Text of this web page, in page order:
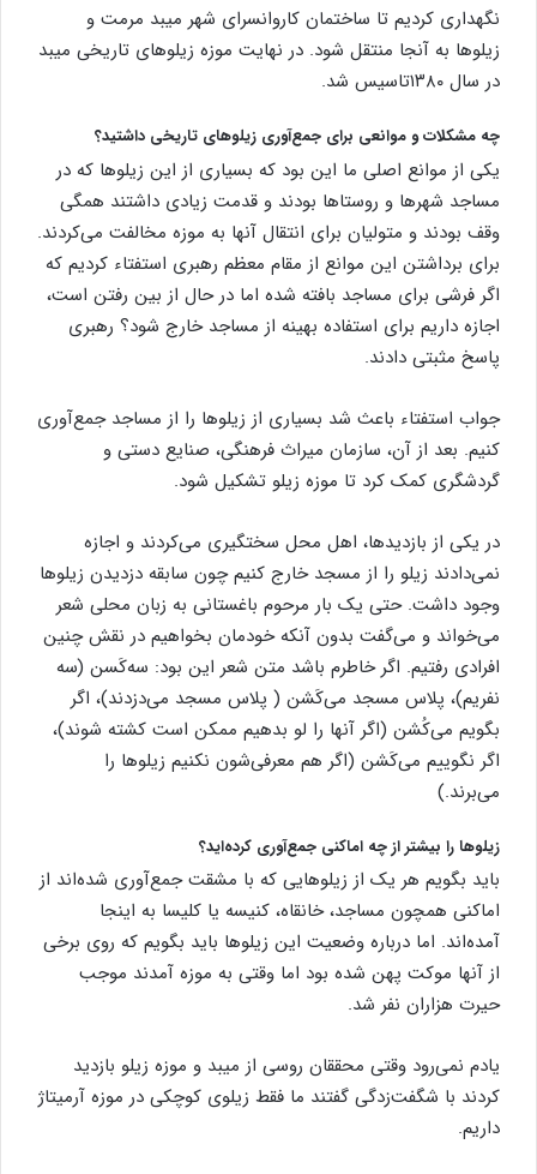
نگهداری کردیم تا ساختمان کاروانسرای شهر میبد مرمت و
زیلوها به آنجا منتقل شود. در نهایت موزه زیلوهای تاریخی میبد
در سال ۱۳۸۰تاسیس شد.
چه مشکلات و موانعی برای جمع‌آوری زیلوهای تاریخی داشتید؟
یکی از موانع اصلی ما این بود که بسیاری از این زیلوها که در
مساجد شهرها و روستاها بودند و قدمت زیادی داشتند همگی
وقف بودند و متولیان برای انتقال آنها به موزه مخالفت می‌کردند.
برای برداشتن این موانع از مقام معظم رهبری استفتاء کردیم که
اگر فرشی برای مساجد بافته شده اما در حال از بین رفتن است،
اجازه داریم برای استفاده بهینه از مساجد خارج شود؟ رهبری
پاسخ مثبتی دادند.
جواب استفتاء باعث شد بسیاری از زیلوها را از مساجد جمع‌آوری
کنیم. بعد از آن، سازمان میراث فرهنگی، صنایع دستی و
گردشگری کمک کرد تا موزه زیلو تشکیل شود.
در یکی از بازدیدها، اهل محل سختگیری می‌کردند و اجازه
نمی‌دادند زیلو را از مسجد خارج کنیم چون سابقه دزدیدن زیلوها
وجود داشت. حتی یک بار مرحوم باغستانی به زبان محلی شعر
می‌خواند و می‌گفت بدون آنکه خودمان بخواهیم در نقش چنین
افرادی رفتیم. اگر خاطرم باشد متن شعر این بود: سه‌کَسن (سه
نفریم)، پلاس مسجد می‌کَشن ( پلاس مسجد می‌دزدند)، اگر
بگویم می‌کُشن (اگر آنها را لو بدهیم ممکن است کشته شوند)،
اگر نگوییم می‌کَشن (اگر هم معرفی‌شون نکنیم زیلوها را
می‌برند.)
زیلوها را بیشتر از چه اماکنی جمع‌آوری کرده‌اید؟
باید بگویم هر یک از زیلوهایی که با مشقت جمع‌آوری شده‌اند از
اماکنی همچون مساجد، خانقاه، کنیسه یا کلیسا به اینجا
آمده‌اند. اما درباره وضعیت این زیلوها باید بگویم که روی برخی
از آنها موکت پهن شده بود اما وقتی به موزه آمدند موجب
حیرت هزاران نفر شد.
یادم نمی‌رود وقتی محققان روسی از میبد و موزه زیلو بازدید
کردند با شگفت‌زدگی ‌گفتند ما فقط زیلوی کوچکی در موزه آرمیتاژ
داریم.